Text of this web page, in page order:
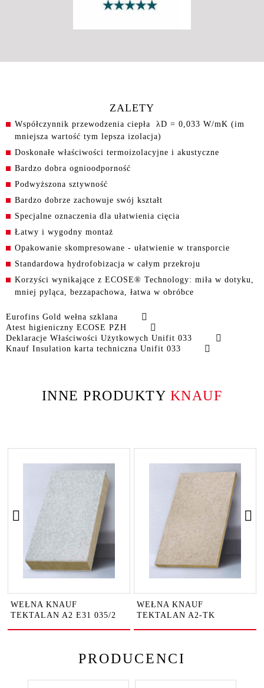
ZALETY
Współczynnik przewodzenia ciepła λD = 0,033 W/mK (im
mniejsza wartość tym lepsza izolacja)
Doskonałe właściwości termoizolacyjne i akustyczne
Bardzo dobra ognioodporność
Podwyższona sztywność
Bardzo dobrze zachowuje swój kształt
Specjalne oznaczenia dla ułatwienia cięcia
Łatwy i wygodny montaż
Opakowanie skompresowane - ułatwienie w transporcie
Standardowa hydrofobizacja w całym przekroju
Korzyści wynikające z ECOSE® Technology: miła w dotyku,
mniej pyląca, bezzapachowa, łatwa w obróbce
Eurofins Gold wełna szklana
Atest higieniczny ECOSE PZH
Deklaracje Właściwości Użytkowych Unifit 033
Knauf Insulation karta techniczna Unifit 033
INNE PRODUKTY KNAUF
WEŁNA KNAUF
TEKTALAN A2 E31 035/2
WEŁNA KNAUF
TEKTALAN A2-TK
PRODUCENCI